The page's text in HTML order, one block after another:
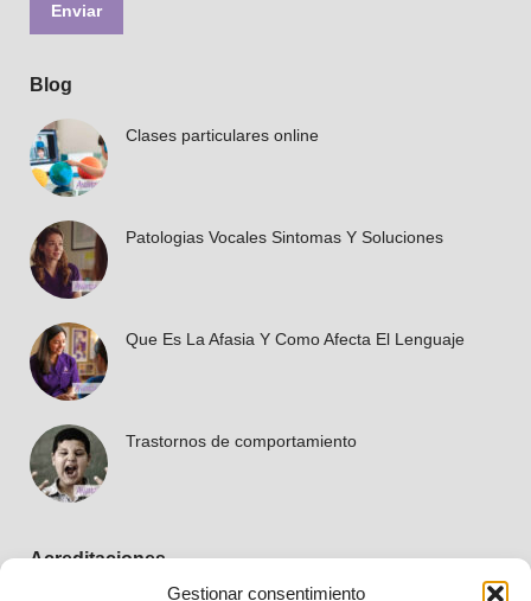
Gestionar consentimiento
Enviar
Blog
Clases particulares online
Patologias Vocales Sintomas Y Soluciones
Que Es La Afasia Y Como Afecta El Lenguaje
Trastornos de comportamiento
Acreditaciones